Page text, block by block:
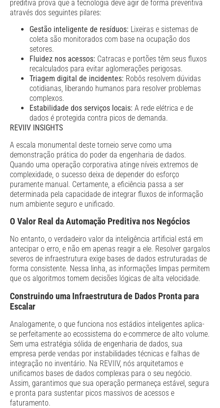
preditiva prova que a tecnologia deve agir de forma preventiva
através dos seguintes pilares:
Gestão inteligente de resíduos: Lixeiras e sistemas de
coleta são monitorados com base na ocupação dos
setores.
Fluidez nos acessos: Catracas e portões têm seus fluxos
recalculados para evitar aglomerações perigosas.
Triagem digital de incidentes: Robôs resolvem dúvidas
cotidianas, liberando humanos para resolver problemas
complexos.
Estabilidade dos serviços locais: A rede elétrica e de
dados é protegida contra picos de demanda.
REVIIV INSIGHTS
A escala monumental deste torneio serve como uma
demonstração prática do poder da engenharia de dados.
Quando uma operação corporativa atinge níveis extremos de
complexidade, o sucesso deixa de depender do esforço
puramente manual. Certamente, a eficiência passa a ser
determinada pela capacidade de integrar fluxos de informação
num ambiente seguro e unificado.
O Valor Real da Automação Preditiva nos Negócios
No entanto, o verdadeiro valor da inteligência artificial está em
antecipar o erro, e não em apenas reagir a ele. Resolver gargalos
severos de infraestrutura exige bases de dados estruturadas de
forma consistente. Nessa linha, as informações limpas permitem
que os algoritmos tomem decisões lógicas de alta velocidade.
Construindo uma Infraestrutura de Dados Pronta para
Escalar
Analogamente, o que funciona nos estádios inteligentes aplica-
se perfeitamente ao ecossistema do e-commerce de alto volume.
Sem uma estratégia sólida de engenharia de dados, sua
empresa perde vendas por instabilidades técnicas e falhas de
integração no inventário. Na REVIIV, nós arquitetamos e
unificamos bases de dados complexas para o seu negócio.
Assim, garantimos que sua operação permaneça estável, segura
e pronta para sustentar picos massivos de acessos e
faturamento.